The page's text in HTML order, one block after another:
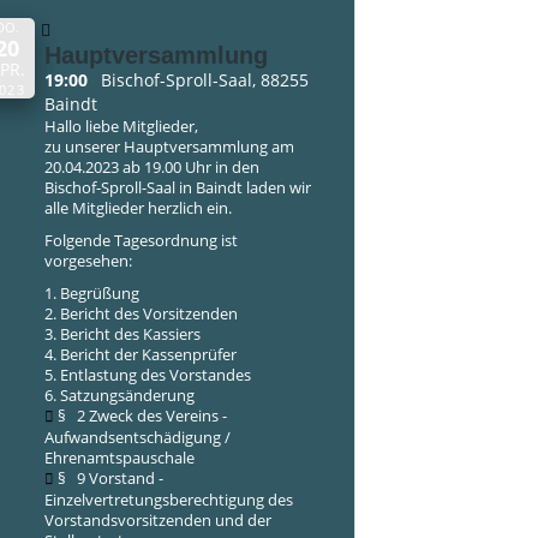
Hauptversammlung
19:00
Bischof-Sproll-Saal, 88255
Baindt
Hallo liebe Mitglieder,
zu unserer Hauptversammlung am
20.04.2023 ab 19.00 Uhr in den
Bischof-Sproll-Saal in Baindt laden wir
alle Mitglieder herzlich ein.
Folgende Tagesordnung ist
vorgesehen:
1. Begrüßung
2. Bericht des Vorsitzenden
3. Bericht des Kassiers
4. Bericht der Kassenprüfer
5. Entlastung des Vorstandes
6. Satzungsänderung
§ 2 Zweck des Vereins -
Aufwandsentschädigung /
Ehrenamtspauschale
§ 9 Vorstand -
Einzelvertretungsberechtigung des
Vorstandsvorsitzenden und der